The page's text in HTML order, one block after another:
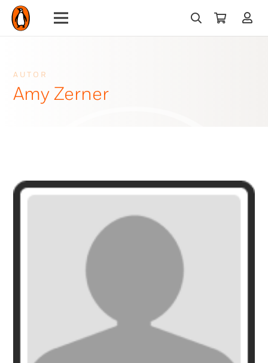
AUTOR
Amy Zerner